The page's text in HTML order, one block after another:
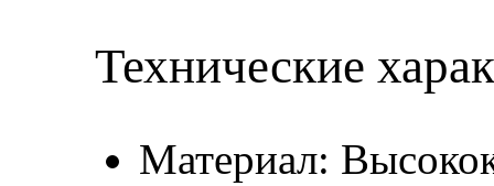
Технические
Материал: